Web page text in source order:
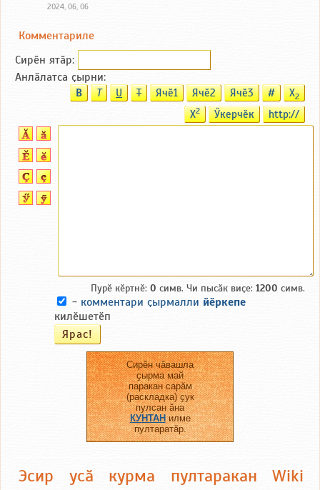
2024, 06, 06
Комментариле
Сирӗн ятӑp:
Анлӑлатса ҫырни:
B T U T Ячӗ1 Ячӗ2 Ячӗ3 # X2
X2 Ӳкерчӗк http://
Пурӗ кӗртнӗ: 0 симв. Чи пысӑк виҫе: 1200 симв.
- комментари ҫырмалли йӗркепе
килӗшетӗп
Сирӗн чӑвашла
ҫырма май
паракан сарӑм
(раскладка) ҫук
пулсан ӑна
КУНТАНилме
пултаратӑр.
Эсир усӑ курма пултаракан Wiki